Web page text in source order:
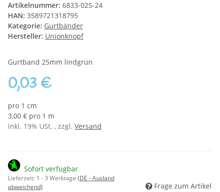
Artikelnummer: 6833-025-24
HAN: 3589721318795
Kategorie: Gurtbänder
Hersteller: Unionknopf
Gurtband 25mm lindgrün
0,03 €
pro 1 cm
3,00 € pro 1 m
inkl. 19% USt. , zzgl. Versand
Sofort verfügbar
Lieferzeit: 1 - 3 Werktage (DE - Ausland
abweichend)
Frage zum Artikel